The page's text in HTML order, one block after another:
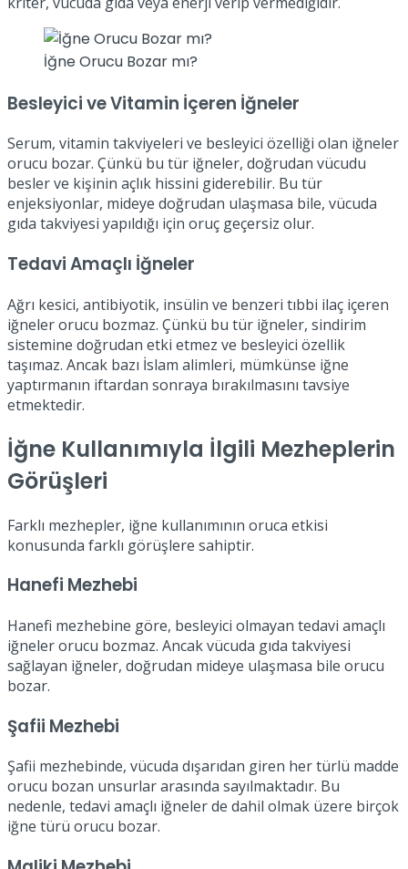
İğne Orucu Bozar mı?
Besleyici ve Vitamin İçeren İğneler
Serum, vitamin takviyeleri ve besleyici özelliği olan iğneler
orucu bozar. Çünkü bu tür iğneler, doğrudan vücudu
besler ve kişinin açlık hissini giderebilir. Bu tür
enjeksiyonlar, mideye doğrudan ulaşmasa bile, vücuda
gıda takviyesi yapıldığı için oruç geçersiz olur.
Tedavi Amaçlı İğneler
Ağrı kesici, antibiyotik, insülin ve benzeri tıbbi ilaç içeren
iğneler orucu bozmaz. Çünkü bu tür iğneler, sindirim
sistemine doğrudan etki etmez ve besleyici özellik
taşımaz. Ancak bazı İslam alimleri, mümkünse iğne
yaptırmanın iftardan sonraya bırakılmasını tavsiye
etmektedir.
İğne Kullanımıyla İlgili Mezheplerin
Görüşleri
Farklı mezhepler, iğne kullanımının oruca etkisi
konusunda farklı görüşlere sahiptir.
Hanefi Mezhebi
Hanefi mezhebine göre, besleyici olmayan tedavi amaçlı
iğneler orucu bozmaz. Ancak vücuda gıda takviyesi
sağlayan iğneler, doğrudan mideye ulaşmasa bile orucu
bozar.
Şafii Mezhebi
Şafii mezhebinde, vücuda dışarıdan giren her türlü madde
orucu bozan unsurlar arasında sayılmaktadır. Bu
nedenle, tedavi amaçlı iğneler de dahil olmak üzere birçok
iğne türü orucu bozar.